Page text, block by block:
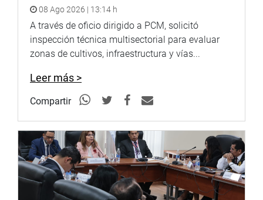
08 Ago 2026 | 13:14 h
A través de oficio dirigido a PCM, solicitó
inspección técnica multisectorial para evaluar
zonas de cultivos, infraestructura y vías...
Leer más >
Compartir